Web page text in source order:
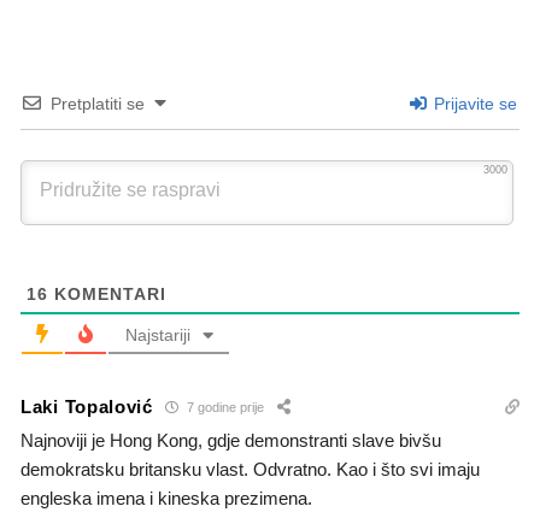
Pretplatiti se Prijavite se
3000
16 KOMENTARI
Najstariji
Laki Topalović 7 godine prije
Najnoviji je Hong Kong, gdje demonstranti slave bivšu
demokratsku britansku vlast. Odvratno. Kao i što svi imaju
engleska imena i kineska prezimena.